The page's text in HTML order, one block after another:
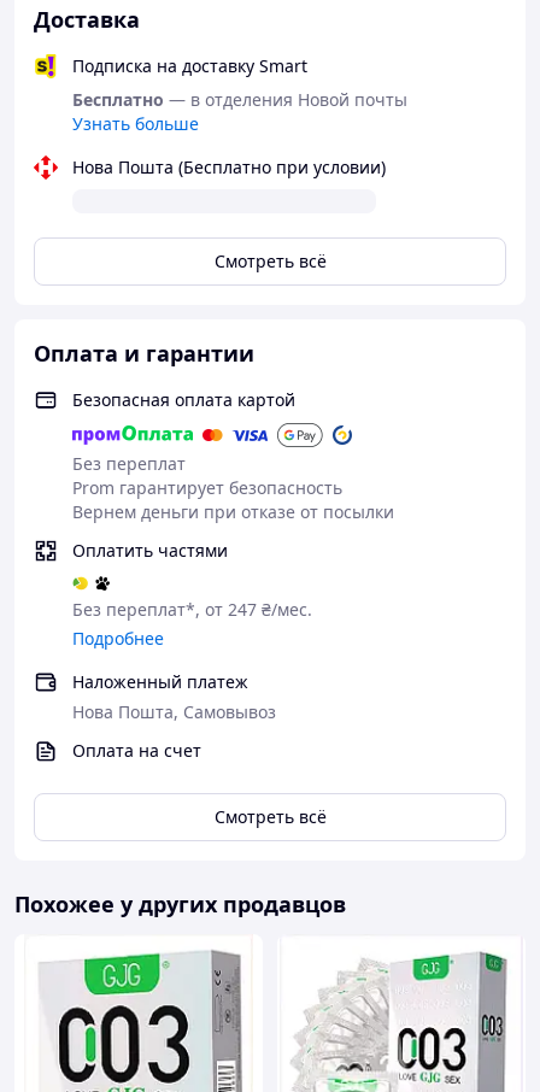
Доставка
Подписка на доставку Smart
Бесплатно — в отделения Новой почты
Узнать больше
Нова Пошта (Бесплатно при условии)
Смотреть всё
Оплата и гарантии
Безопасная оплата картой
Без переплат
Prom гарантирует безопасность
Вернем деньги при отказе от посылки
Оплатить частями
Без переплат*, от 247 ₴/мес.
Подробнее
Наложенный платеж
Нова Пошта, Самовывоз
Оплата на счет
Смотреть всё
Похожее у других продавцов